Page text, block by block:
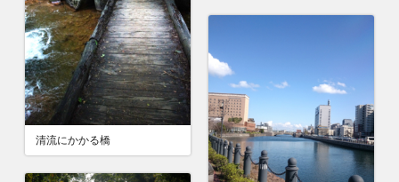
清流にかかる橋